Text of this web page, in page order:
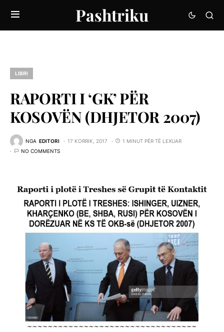
Pashtriku
LIBRI
RAPORTI I ‘GK’ PËR
KOSOVËN (DHJETOR 2007)
NGA EDITORI 17 KORRIK, 2017
1 MINUT PËR TË LEXUAR
NO COMMENTS